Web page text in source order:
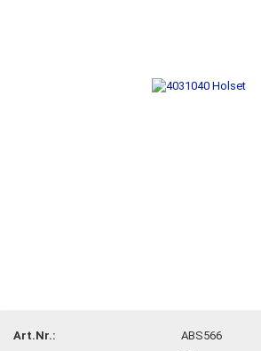
Art.Nr.:
ABS566